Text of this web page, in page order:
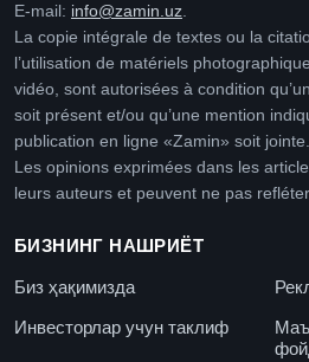
E-mail: info@zamin.uz
La copie intégrale de textes ou la
l’utilisation de matériels
vidéo, sont autorisées à condition
soit présent et/ou qu’une mention
publication en ligne «Zamin» soit jointe.
Les opinions exprimées dans les
leurs auteurs et peuvent ne pas
БИЗНИНГ НАШРИЁТ
Биз ҳақимизда
Инвесторлар учун таклиф